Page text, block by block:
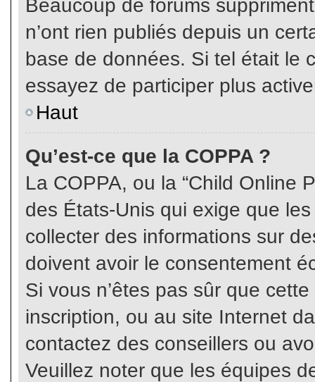
Beaucoup de forums
n’ont rien publiés depuis un
base de données. Si tel était le
essayez de participer plus
Haut
Qu’est-ce que la COPPA ?
La COPPA, ou la “Child Online
des États-Unis qui exige que
collecter des informations sur
doivent avoir le consentement
Si vous n’êtes pas sûr que
inscription, ou au site Internet
contactez des conseillers ou
Veuillez noter que les équipes